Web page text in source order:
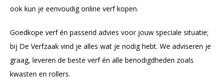
ook kun je eenvoudig online verf kopen.
Goedkope verf én passend advies voor jouw speciale situatie;
bij De Verfzaak vind je alles wat je nodig hebt. We adviseren je
graag, leveren de beste verf én alle benodigdheden zoals
kwasten en rollers.